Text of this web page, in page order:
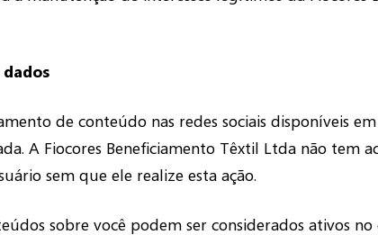
de conteúdo nas redes sociais disponíveis
A Fiocores Beneficiamento Têxtil Ltda não tem
sem que ele realize esta ação.
sobre você podem ser considerados ativos